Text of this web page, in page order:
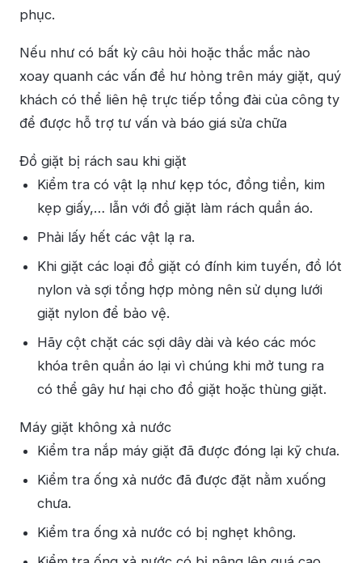
phục.
Nếu như có bất kỳ câu hỏi hoặc thắc mắc nào
xoay quanh các vấn đề hư hỏng trên máy giặt, quý
khách có thể liên hệ trực tiếp tổng đài của công ty
để được hỗ trợ tư vấn và báo giá sửa chữa
Đồ giặt bị rách sau khi giặt
Kiểm tra có vật lạ như kẹp tóc, đồng tiền, kim
kẹp giấy,… lẫn với đồ giặt làm rách quần áo.
Phải lấy hết các vật lạ ra.
Khi giặt các loại đồ giặt có đính kim tuyến, đồ lót
nylon và sợi tổng hợp mỏng nên sử dụng lưới
giặt nylon để bảo vệ.
Hãy cột chặt các sợi dây dài và kéo các móc
khóa trên quần áo lại vì chúng khi mở tung ra
có thể gây hư hại cho đồ giặt hoặc thùng giặt.
Máy giặt không xả nước
Kiểm tra nắp máy giặt đã được đóng lại kỹ chưa.
Kiểm tra ống xả nước đã được đặt nằm xuống
chưa.
Kiểm tra ống xả nước có bị nghẹt không.